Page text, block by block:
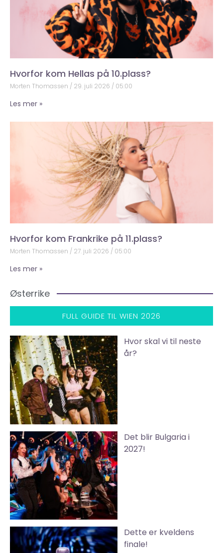
Hvorfor kom Hellas på 10.plass?
Morten Thomassen 29. juli 2026 05:00
Les mer »
Hvorfor kom Frankrike på 11.plass?
Morten Thomassen 27. juli 2026 05:00
Les mer »
Østerrike
FULL GUIDE TIL WIEN 2026
Hvor skal vi til neste
år?
Det blir Bulgaria i
2027!
Dette er kveldens
finale!